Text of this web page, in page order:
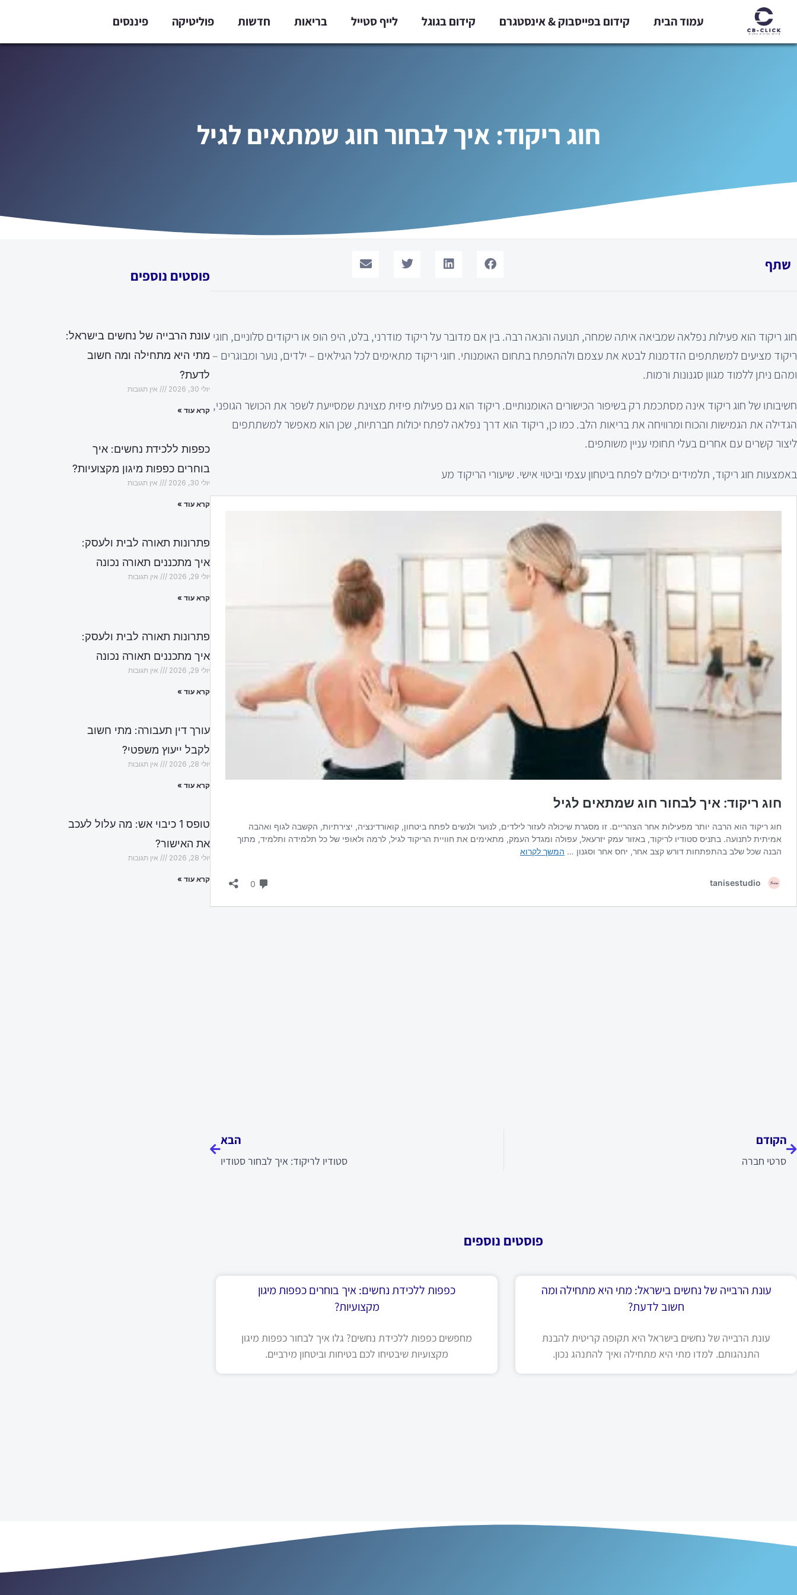
לתוכן
עמוד הבית קידום בפייסבוק & אינסטגרם קידום בגוגל לייף סטייל בריאות חדשות פוליטיקה פיננסים
חוג ריקוד: איך לבחור חוג שמתאים לגיל
שתף
חוג ריקוד הוא פעילות נפלאה שמביאה איתה שמחה, תנועה והנאה רבה. בין אם מדובר על ריקוד מודרני, בלט, היפ הופ או ריקודים סלוניים, חוגי
ריקוד מציעים למשתתפים הזדמנות לבטא את עצמם ולהתפתח בתחום האומנותי. חוגי ריקוד מתאימים לכל הגילאים – ילדים, נוער ומבוגרים –
ומהם ניתן ללמוד מגוון סגנונות ורמות.
חשיבותו של חוג ריקוד אינה מסתכמת רק בשיפור הכישורים האומנותיים. ריקוד הוא גם פעילות פיזית מצוינת שמסייעת לשפר את הכושר הגופני,
הגדילה את הגמישות והכוח ומרוויחה את בריאות הלב. כמו כן, ריקוד הוא דרך נפלאה לפתח יכולות חברתיות, שכן הוא מאפשר למשתתפים
ליצור קשרים עם אחרים בעלי תחומי עניין משותפים.
באמצעות חוג ריקוד, תלמידים יכולים לפתח ביטחון עצמי וביטוי אישי. שיעורי הריקוד מע
הקודם
סרטי חברה
הבא
סטודיו לריקוד: איך לבחור סטודיו
פוסטים נוספים
עונת הרבייה של נחשים בישראל: מתי היא מתחילה ומה
חשוב לדעת?
עונת הרבייה של נחשים בישראל היא תקופה קריטית להבנת
התנהגותם. למדו מתי היא מתחילה ואיך להתנהג נכון.
כפפות ללכידת נחשים: איך בוחרים כפפות מיגון
מקצועיות?
מחפשים כפפות ללכידת נחשים? גלו איך לבחור כפפות מיגון
מקצועיות שיבטיחו לכם בטיחות וביטחון מירביים.
פוסטים נוספים
עונת הרבייה של נחשים בישראל:
מתי היא מתחילה ומה חשוב
לדעת?
יולי 30, 2026 אין תגובות
קרא עוד »
כפפות ללכידת נחשים: איך
בוחרים כפפות מיגון מקצועיות?
יולי 30, 2026 אין תגובות
קרא עוד »
פתרונות תאורה לבית ולעסק:
איך מתכננים תאורה נכונה
יולי 29, 2026 אין תגובות
קרא עוד »
פתרונות תאורה לבית ולעסק:
איך מתכננים תאורה נכונה
יולי 29, 2026 אין תגובות
קרא עוד »
עורך דין תעבורה: מתי חשוב
לקבל ייעוץ משפטי?
יולי 28, 2026 אין תגובות
קרא עוד »
טופס 1 כיבוי אש: מה עלול לעכב
את האישור?
יולי 28, 2026 אין תגובות
קרא עוד »